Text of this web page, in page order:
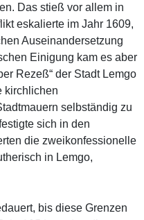
Das stieß vor allem in
eskalierte im Jahr 1609,
Auseinandersetzung
Einigung kam es aber
Rezeß“ der Stadt Lemgo
kirchlichen
selbständig zu
sich in den
die zweikonfessionelle
in Lemgo,
bis diese Grenzen